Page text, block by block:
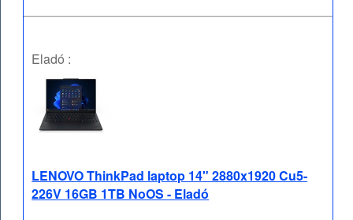
Eladó :
LENOVO ThinkPad laptop 14" 2880x1920 Cu5-
226V 16GB 1TB NoOS - Eladó